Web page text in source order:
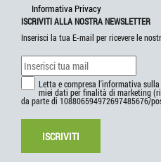
Informativa Privacy
ISCRIVITI ALLA NOSTRA NEWSLETTER
Inserisci la tua E-mail per ricevere le
Letta e compresa l'informativa sulla
miei dati per finalità di marketing
da parte di 108806594972697485676/
ISCRIVITI